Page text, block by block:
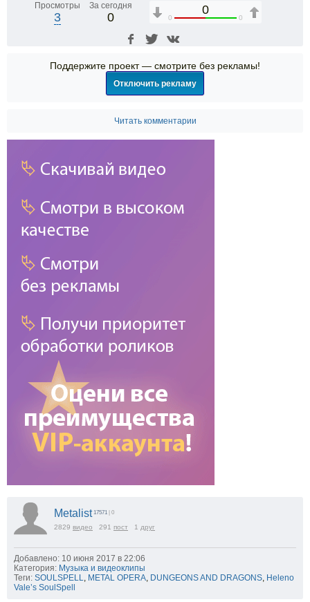
Просмотры
3
За сегодня
0
0
0 0
Поддержите проект — смотрите без рекламы!
Отключить рекламу
Читать комментарии
Metalist 17571 | 0
2829 видео 291 пост 1 друг
Добавлено: 10 июня 2017 в 22:06
Категория: Музыка и видеоклипы
Теги: SOULSPELL, METAL OPERA, DUNGEONS AND DRAGONS, Heleno
Vale’s SoulSpell